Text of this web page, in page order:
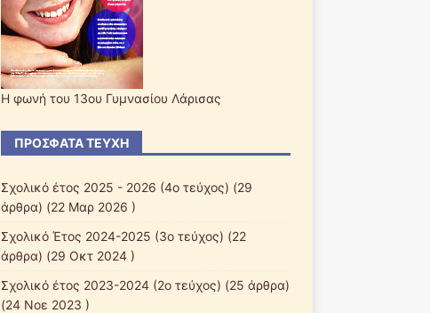
Η φωνή του 13ου Γυμνασίου Λάρισας
ΠΡΌΣΦΑΤΑ ΤΕΎΧΗ
Σχολικό έτος 2025 - 2026 (4ο τεύχος) (29
άρθρα) (22 Μαρ 2026 )
Σχολικό Έτος 2024-2025 (3ο τεύχος) (22
άρθρα) (29 Οκτ 2024 )
Σχολικό έτος 2023-2024 (2ο τεύχος) (25 άρθρα)
(24 Νοε 2023 )